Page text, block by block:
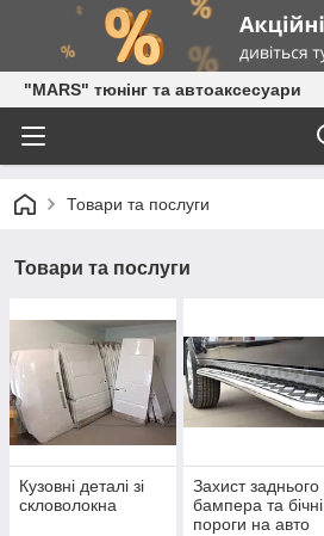
"MARS" тюнінг та автоаксесуари
Товари та послуги
Товари та послуги
Кузовні деталі зі
скловолокна
Захист заднього
бампера та бічні
пороги на авто